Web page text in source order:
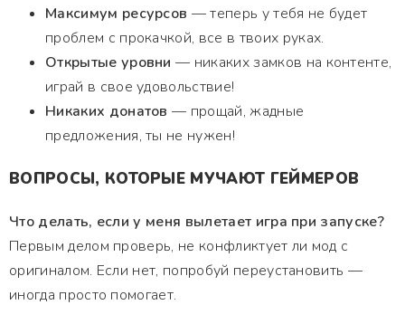
Максимум ресурсов — теперь у тебя не будет
проблем с прокачкой, все в твоих руках.
Открытые уровни — никаких замков на контенте,
играй в свое удовольствие!
Никаких донатов — прощай, жадные
предложения, ты не нужен!
ВОПРОСЫ, КОТОРЫЕ МУЧАЮТ ГЕЙМЕРОВ
Что делать, если у меня вылетает игра при запуске?
Первым делом проверь, не конфликтует ли мод с
оригиналом. Если нет, попробуй переустановить —
иногда просто помогает.